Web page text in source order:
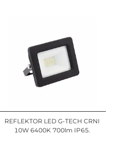
REFLEKTOR LED G-TECH CRNI
10W 6400K 700lm IP65.